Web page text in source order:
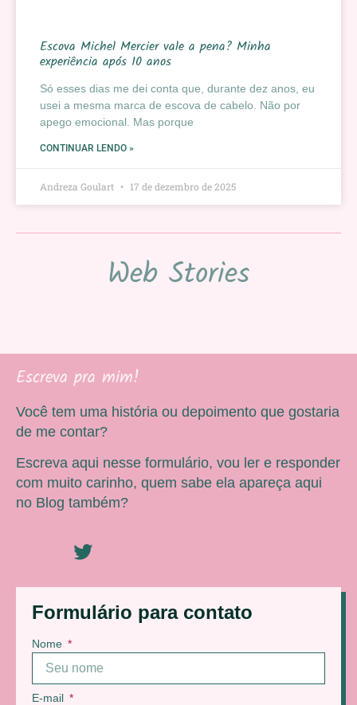
Escova Michel Mercier vale a pena? Minha
experiência após 10 anos
Só esses dias me dei conta que, durante dez anos, eu
usei a mesma marca de escova de cabelo. Não por
apego emocional. Mas porque
CONTINUAR LENDO »
Andreza Goulart 17 de dezembro de 2025
Web Stories
Formulário para contato
Nome
E-mail
Escreva pra mim!
Você tem uma história ou depoimento que gostaria
de me contar?
Escreva aqui nesse formulário, vou ler e responder
com muito carinho, quem sabe ela apareça aqui
no Blog também?